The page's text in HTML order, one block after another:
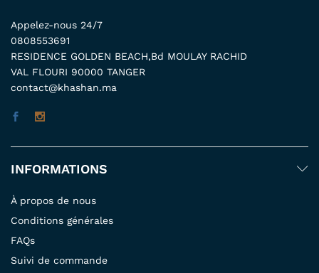
Appelez-nous 24/7
0808553691
RESIDENCE GOLDEN BEACH,Bd MOULAY RACHID
VAL FLOURI 90000 TANGER
contact@khashan.ma
INFORMATIONS
À propos de nous
Conditions générales
FAQs
Suivi de commande